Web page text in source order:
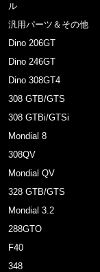
ル
汎用パーツ＆その他
Dino 206GT
Dino 246GT
Dino 308GT4
308 GTB/GTS
308 GTBi/GTSi
Mondial 8
308QV
Mondial QV
328 GTB/GTS
Mondial 3.2
288GTO
F40
348